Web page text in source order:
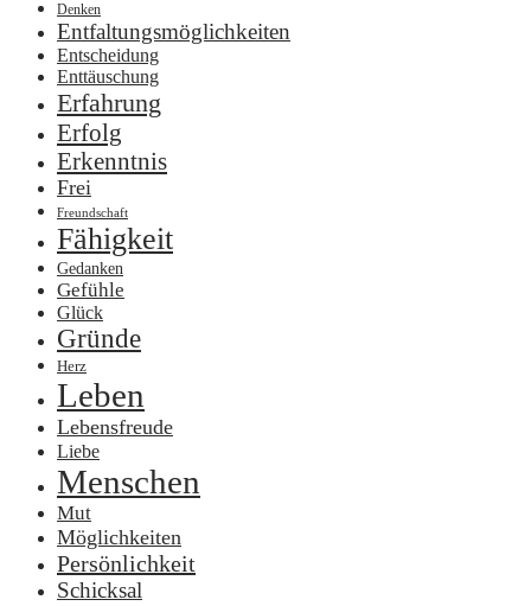
Denken
Entfaltungsmöglichkeiten
Entscheidung
Enttäuschung
Erfahrung
Erfolg
Erkenntnis
Frei
Freundschaft
Fähigkeit
Gedanken
Gefühle
Glück
Gründe
Herz
Leben
Lebensfreude
Liebe
Menschen
Mut
Möglichkeiten
Persönlichkeit
Schicksal